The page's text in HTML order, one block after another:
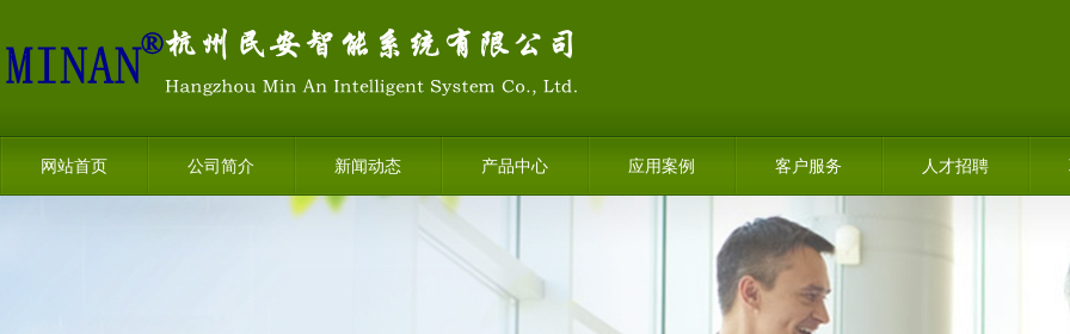
网站首页 公司简介 新闻动态 产品中心 应用案例 客户服务 人才招聘